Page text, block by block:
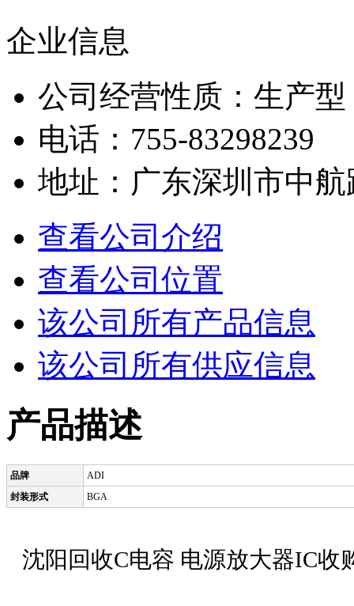
企业信息
公司经营性质：生产型
电话：755-83298239
地址：广东深圳市中
查看公司介绍
查看公司位置
该公司所有产品信息
该公司所有供应信息
产品描述
品牌
ADI
封装形式
BGA
沈阳回收C电容 电源放大器IC收